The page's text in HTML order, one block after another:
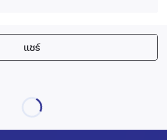
แชร์